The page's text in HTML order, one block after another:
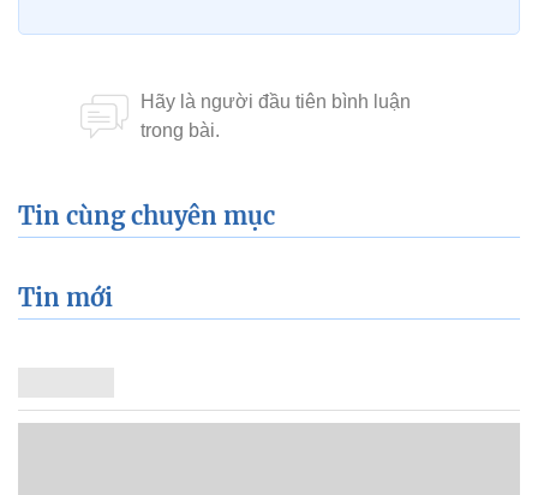
Tin cùng chuyên mục
Tin mới